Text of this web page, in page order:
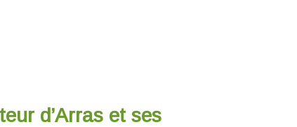
d’Arras et ses